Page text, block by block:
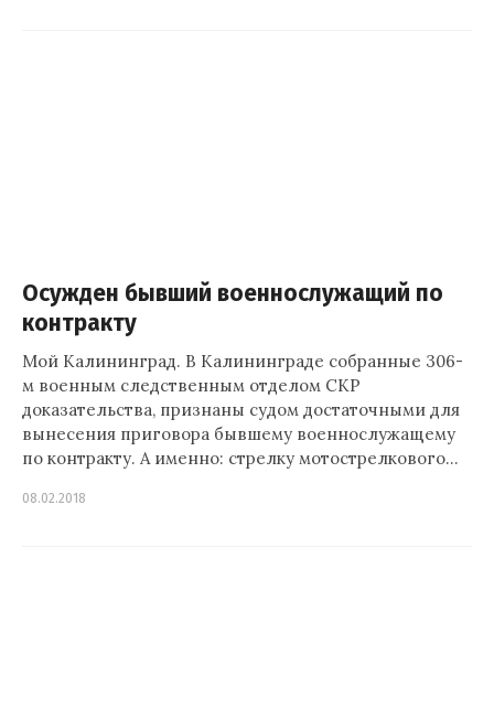
Осужден бывший военнослужащий по
контракту
Мой Калининград. В Калининграде собранные 306-
м военным следственным отделом СКР
доказательства, признаны судом достаточными для
вынесения приговора бывшему военнослужащему
по контракту. А именно: стрелку мотострелкового…
08.02.2018